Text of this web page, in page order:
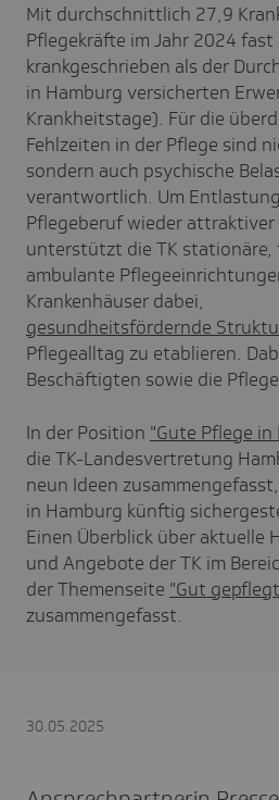
Mit durchschnittlich 27,9
Pflegekräfte im Jahr 2024 fast
krankgeschrieben als der
in Hamburg versicherten
Krankheitstage). Für die
Fehlzeiten in der Pflege sind
sondern auch psychische
verantwortlich. Um
Pflegeberuf wieder attraktiver
unterstützt die TK
ambulante
Krankenhäuser dabei,
gesundheitsfördernde
Pflegealltag zu etablieren.
Beschäftigten sowie die
In der Position "Gute Pflege
die TK-Landesvertretung
neun Ideen
in Hamburg künftig
Einen Überblick über aktuelle
und Angebote der TK im
der Themenseite "Gut
zusammengefasst.
30.05.2025